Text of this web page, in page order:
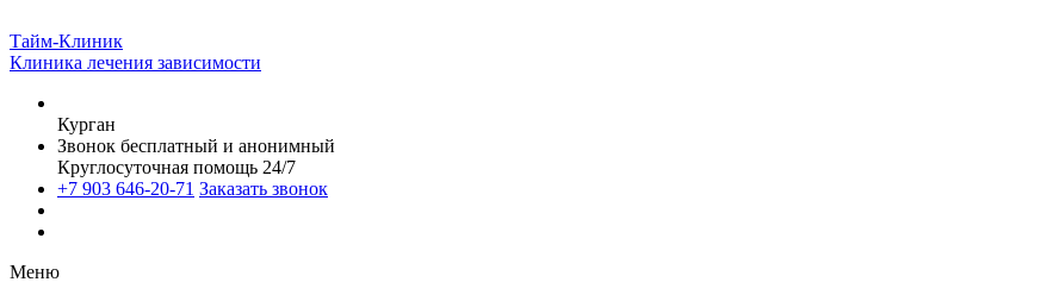
Тайм-Клиник
Клиника лечения зависимости
Курган
Звонок бесплатный и анонимный
Круглосуточная помощь 24/7
+7 903 646-20-71 Заказать звонок
Меню